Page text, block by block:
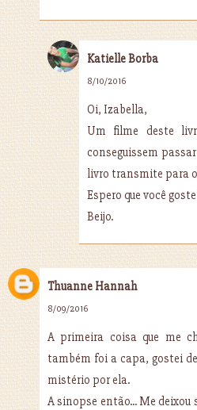
Katielle Borba
8/10/2016
Oi, Izabella,
Um filme deste
conseguissem
livro transmite para
Espero que você
Beijo.
Thuanne Hannah
8/09/2016
A primeira coisa que me
também foi a capa, gostei
mistério por ela.
A sinopse então... Me deixou